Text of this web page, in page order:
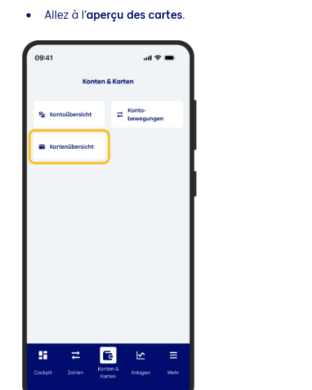
Allez à l’aperçu des cartes.